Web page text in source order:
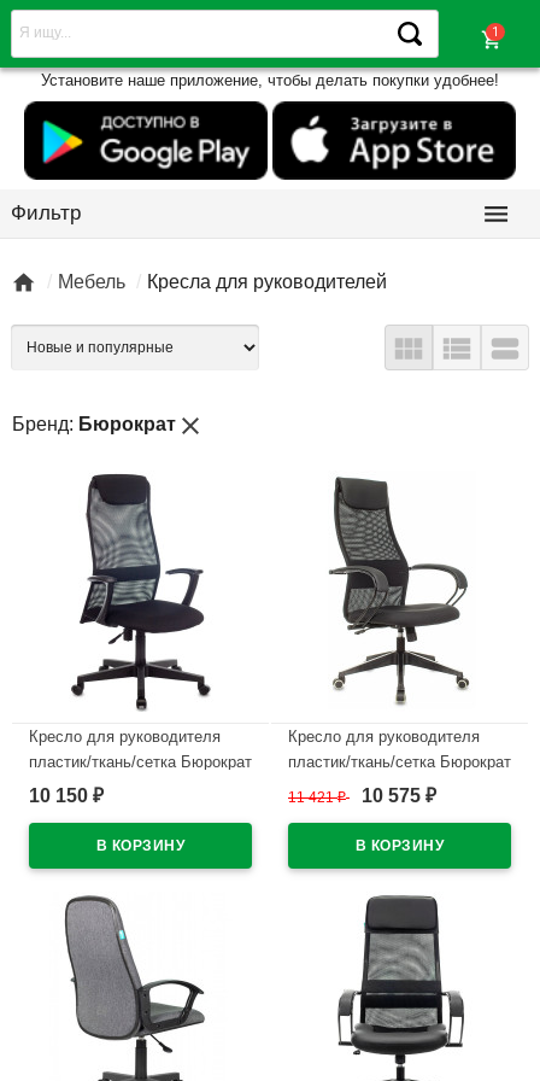
shopping_cart
Установите наше приложение, чтобы делать покупки удобнее!
Фильтр 
 Мебель Кресла для руководителей
  
Бренд: Бюрократ close
Кресло для руководителя
пластик/ткань/сетка Бюрократ
KB-8 черный
10 150 ₽
Кресло для руководителя
пластик/ткань/сетка Бюрократ
CH-607 черный
11 421₽ 10 575 ₽